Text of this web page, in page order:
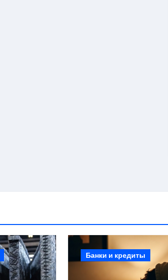
Банки и кредиты